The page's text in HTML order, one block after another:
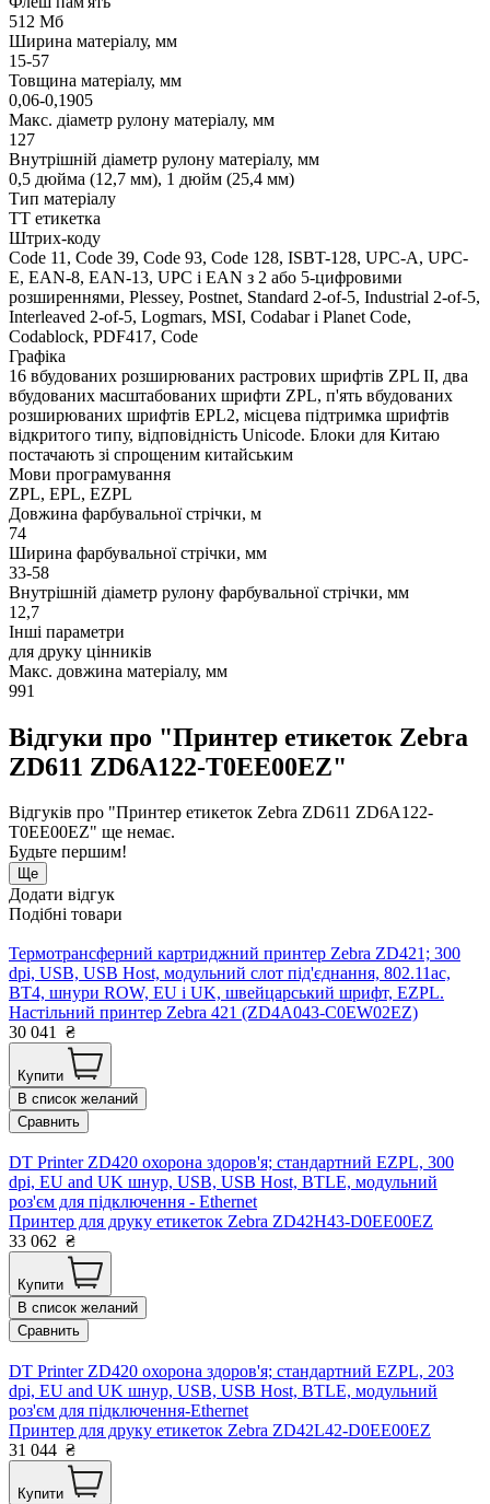
512 Мб
Ширина матеріалу, мм
15-57
Товщина матеріалу, мм
0,06-0,1905
Макс. діаметр рулону матеріалу, мм
127
Внутрішній діаметр рулону матеріалу, мм
0,5 дюйма (12,7 мм), 1 дюйм (25,4 мм)
Тип матеріалу
ТТ етикетка
Штрих-коду
Code 11, Code 39, Code 93, Code 128, ISBT-128, UPC-A, UPC-
E, EAN-8, EAN-13, UPC і EAN з 2 або 5-цифровими
розширеннями, Plessey, Postnet, Standard 2-of-5, Industrial 2-of-5,
Interleaved 2-of-5, Logmars, MSI, Codabar і Planet Code,
Codablock, PDF417, Code
Графіка
16 вбудованих розширюваних растрових шрифтів ZPL II, два
вбудованих масштабованих шрифти ZPL, п'ять вбудованих
розширюваних шрифтів EPL2, місцева підтримка шрифтів
відкритого типу, відповідність Unicode. Блоки для Китаю
постачають зі спрощеним китайським
Мови програмування
ZPL, EPL, EZPL
Довжина фарбувальної стрічки, м
74
Ширина фарбувальної стрічки, мм
33-58
Внутрішній діаметр рулону фарбувальної стрічки, мм
12,7
Інші параметри
для друку цінників
Макс. довжина матеріалу, мм
991
Відгуки про "Принтер етикеток Zebra
ZD611 ZD6A122-T0EE00EZ"
Відгуків про "Принтер етикеток Zebra ZD611 ZD6A122-
T0EE00EZ" ще немає.
Будьте першим!
Ще
Додати відгук
Подібні товари
Термотрансферний картриджний принтер Zebra ZD421; 300
dpi, USB, USB Host, модульний слот під'єднання, 802.11ac,
BT4, шнури ROW, EU і UK, швейцарський шрифт, EZPL.
Настільний принтер Zebra 421 (ZD4A043-C0EW02EZ)
30 041 ₴
Купити
В список желаний
Сравнить
DT Printer ZD420 охорона здоров'я; стандартний EZPL, 300
dpi, EU and UK шнур, USB, USB Host, BTLE, модульний
роз'єм для підключення - Ethernet
Принтер для друку етикеток Zebra ZD42H43-D0EE00EZ
33 062 ₴
Купити
В список желаний
Сравнить
DT Printer ZD420 охорона здоров'я; стандартний EZPL, 203
dpi, EU and UK шнур, USB, USB Host, BTLE, модульний
роз'єм для підключення-Ethernet
Принтер для друку етикеток Zebra ZD42L42-D0EE00EZ
31 044 ₴
Купити